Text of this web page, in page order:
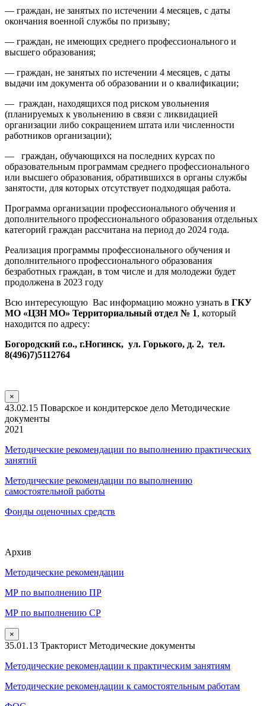
— граждан, не занятых по истечении 4 месяцев, с даты
окончания военной службы по призыву;
— граждан, не имеющих среднего профессионального и
высшего образования;
— граждан, не занятых по истечении 4 месяцев, с даты
выдачи им документа об образовании и о квалификации;
— граждан, находящихся под риском увольнения
(планируемых к увольнению в связи с ликвидацией
организации либо сокращением штата или численности
работников организации);
— граждан, обучающихся на последних курсах по
образовательным программам среднего профессионального
или высшего образования, обратившихся в органы службы
занятости, для которых отсутствует подходящая работа.
Программа организации профессионального обучения и
дополнительного профессионального образования отдельных
категорий граждан рассчитана на период до 2024 года.
Реализация программы профессионального обучения и
дополнительного профессионального образования
безработных граждан, в том числе и для молодежи будет
продолжена в 2023 году
Всю интересующую Вас информацию можно узнать в ГКУ
МО «ЦЗН МО» Территориальный отдел № 1, который
находится по адресу:
Богородский г.о., г.Ногинск, ул. Горького, д. 2, тел.
8(496)7)5112764
×
43.02.15 Поварское и кондитерское дело Методические
документы
2021
Методические рекомендации по выполнению практических
занятий
Методические рекомендации по выполнению
самостоятельной работы
Фонды оценочных средств
Архив
Методические рекомендации
МР по выполнению ПР
МР по выполнению СР
×
35.01.13 Тракторист Методические документы
Методические рекомендации к практическим занятиям
Методические рекомендации к самостоятельным работам